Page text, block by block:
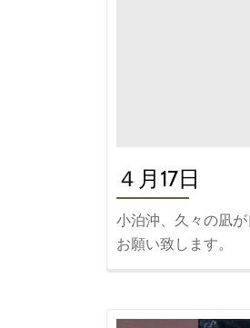
４月17日
小泊沖、久々の凪
お願い致します。